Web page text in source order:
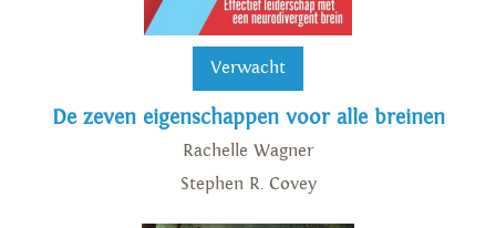
Verwacht
De zeven eigenschappen voor alle breinen
Rachelle Wagner
Stephen R. Covey